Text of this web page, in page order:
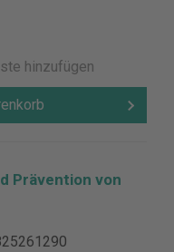
hinzufügen
Prävention von